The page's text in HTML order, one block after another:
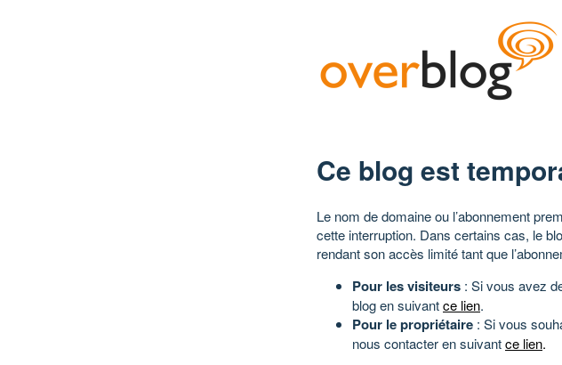
Ce blog est
Le nom de domaine ou l’abonnement
cette interruption. Dans certains cas, le
rendant son accès limité tant que
Pour les visiteurs : Si vous avez
blog en suivantce lien.
Pour le propriétaire : Si vous
nous contacter en suivantce lien.